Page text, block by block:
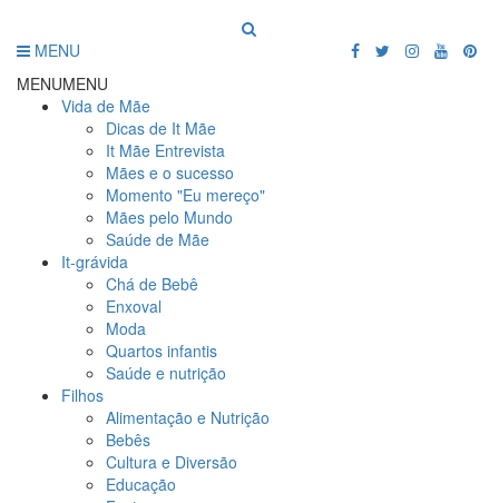
MENU
MENUMENU
Vida de Mãe
Dicas de It Mãe
It Mãe Entrevista
Mães e o sucesso
Momento "Eu mereço"
Mães pelo Mundo
Saúde de Mãe
It-grávida
Chá de Bebê
Enxoval
Moda
Quartos infantis
Saúde e nutrição
Filhos
Alimentação e Nutrição
Bebês
Cultura e Diversão
Educação